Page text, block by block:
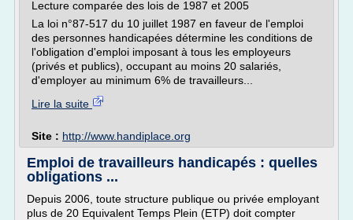
Lecture comparée des lois de 1987 et 2005
La loi n°87-517 du 10 juillet 1987 en faveur de l'emploi
des personnes handicapées détermine les conditions de
l'obligation d'emploi imposant à tous les employeurs
(privés et publics), occupant au moins 20 salariés,
d'employer au minimum 6% de travailleurs...
Lire la suite
Site : http://www.handiplace.org
Emploi de travailleurs handicapés : quelles
obligations ...
Depuis 2006, toute structure publique ou privée employant
plus de 20 Equivalent Temps Plein (ETP) doit compter